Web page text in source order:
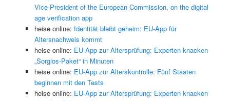
Vice-President of the European Commission, on the digital
age verification app
heise online: Identität bleibt geheim: EU-App für
Altersnachweis kommt
heise online: EU-App zur Altersprüfung: Experten knacken
„Sorglos-Paket“ in Minuten
heise online: EU-App zur Alterskontrolle: Fünf Staaten
beginnen mit den Tests
heise online: EU-App zur Altersprüfung: Experten knacken